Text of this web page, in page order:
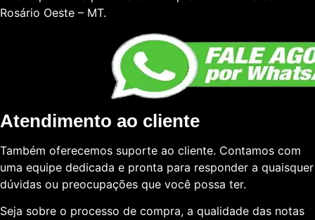
Rosário Oeste – MT.
Atendimento ao cliente
Também oferecemos suporte ao cliente. Contamos com
uma equipe dedicada e pronta para responder a quaisquer
dúvidas ou preocupações que você possa ter.
Seja sobre o processo de compra, a qualidade das notas